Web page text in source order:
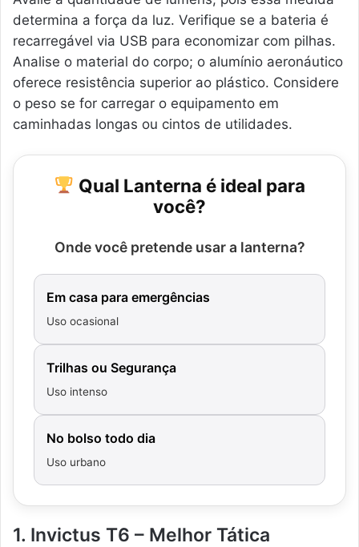
determina a força da luz. Verifique se a bateria é
recarregável via USB para economizar com pilhas.
Analise o material do corpo; o alumínio aeronáutico
oferece resistência superior ao plástico. Considere
o peso se for carregar o equipamento em
caminhadas longas ou cintos de utilidades.
Qual Lanterna é ideal para
você?
Onde você pretende usar a lanterna?
Em casa para emergências
Uso ocasional
Trilhas ou Segurança
Uso intenso
No bolso todo dia
Uso urbano
1. Invictus T6 – Melhor Tática